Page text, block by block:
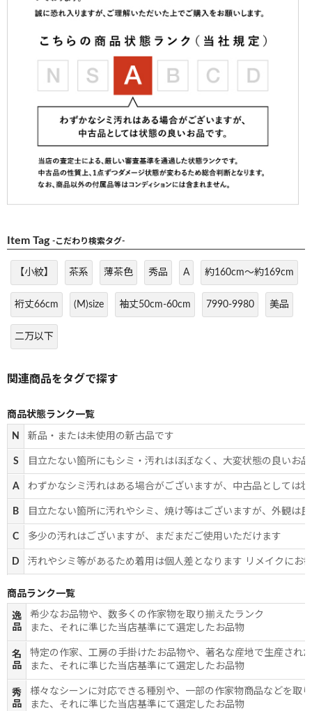
Item Tag -こだわり検索タグ-
【小紋】 茶系 薄茶色 秀品 A 約160cm～約169cm
裄丈66cm (M)size 袖丈50cm-60cm 7990-9980 美品
二万以下
商品状態ランク一覧
N 新品・または未使用の新古品です
S 目立たない箇所にもシミ・汚れはほぼなく、大変状態の良いお
A わずかなシミ汚れはある場合がございますが、中古品としては
B 目立たない箇所に汚れやシミ、焼け等はございますが、外観は
C 多少の汚れはございますが、まだまだご使用いただけます
D 汚れやシミ等があるため着用は個人差となります リメイクにお
商品ランク一覧
逸
品
希少なお品物や、数多くの作家物を取り揃えたランク
また、それに準じた当店基準にて選定したお品物
名
品
特定の作家、工房の手掛けたお品物や、著名な産地で生産され
また、それに準じた当店基準にて選定したお品物
秀
品
様々なシーンに対応できる種別や、一部の作家物商品などを取
また、それに準じた当店基準にて選定したお品物